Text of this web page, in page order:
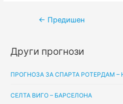
Навигация
← Предишен
Други прогнози
ПРОГНОЗА ЗА СПАРТА РОТЕРДАМ –
СЕЛТА ВИГО – БАРСЕЛОНА